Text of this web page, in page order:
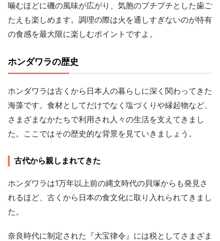
噛むほどに磯の風味が広がり、気胞のプチプチとした歯ご
たえも楽しめます。調理の際は火を通しすぎないのが特有
の食感を最大限に楽しむポイントですよ。
ホンダワラの歴史
ホンダワラは古くから日本人の暮らしに深く関わってきた
海藻です。食材としてだけでなく塩づくりや縁起物など、
さまざまなかたちで利用され人々の生活を支えてきまし
た。ここではその歴史的な背景を見ていきましょう。
古代から親しまれてきた
ホンダワラは1万年以上前の縄文時代の貝塚からも発見さ
れるほど、古くから日本の食文化に取り入れられてきまし
た。
奈良時代に制定された『大宝律令』には税としてさまざま